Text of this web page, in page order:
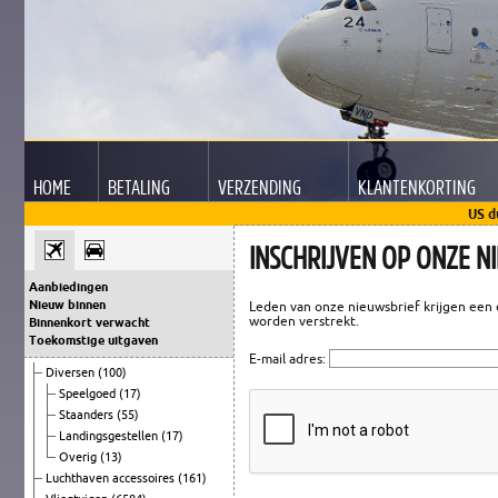
HOME BETALING VERZENDING KLANTENKORTING
US
Aanbiedingen
Nieuw binnen
Binnenkort verwacht
Toekomstige uitgaven
Diversen (100)
Speelgoed (17)
Staanders (55)
Landingsgestellen (17)
Overig (13)
Luchthaven accessoires (161)
INSCHRIJVEN OP ONZE
Leden van onze nieuwsbrief krijgen
worden verstrekt.
E-mail adres: